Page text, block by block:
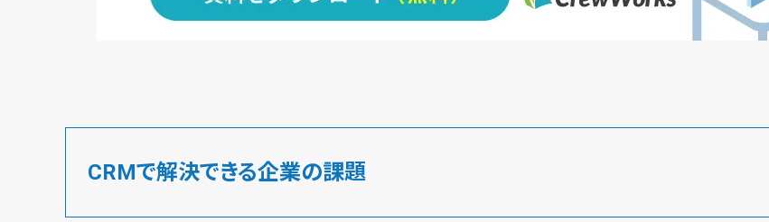
CRMで解決できる企業の課題